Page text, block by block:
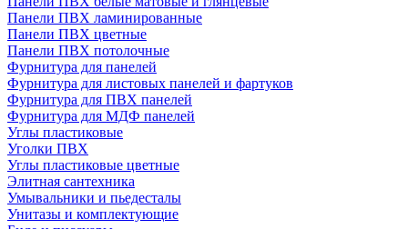
Панели ПВХ ламинированные
Панели ПВХ цветные
Панели ПВХ потолочные
Фурнитура для панелей
Фурнитура для листовых панелей и фартуков
Фурнитура для ПВХ панелей
Фурнитура для МДФ панелей
Углы пластиковые
Уголки ПВХ
Углы пластиковые цветные
Элитная сантехника
Умывальники и пьедесталы
Унитазы и комплектующие